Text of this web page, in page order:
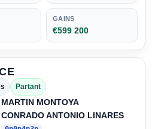
GAINS
€599 200
Partant
MARTIN MONTOYA
CONRADO ANTONIO LINARES